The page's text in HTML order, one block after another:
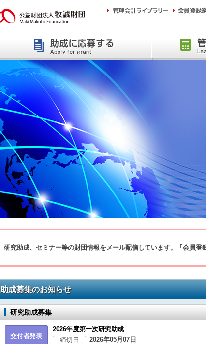
研究助成、セミナー等の財団情報をメール配信しています。『会員登
助成募集のお知らせ
研究助成募集
交付者発表
2026年度第一次研究助成
締切日
2026年05月07日